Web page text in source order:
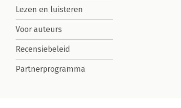
Lezen en luisteren
Voor auteurs
Recensiebeleid
Partnerprogramma